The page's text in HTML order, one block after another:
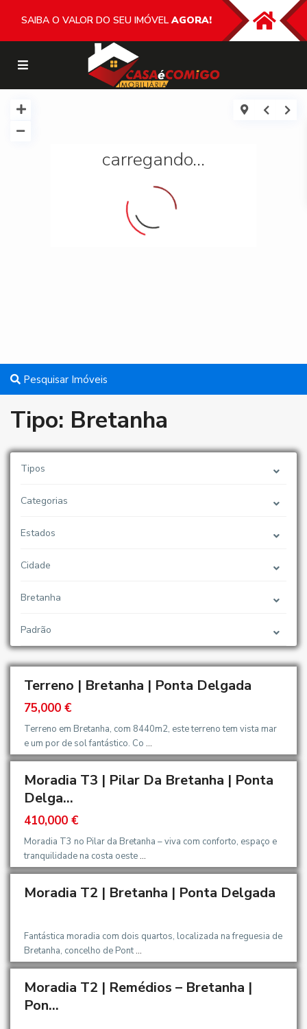
SAIBA O VALOR DO SEU IMÓVEL AGORA!
carregando...
Pesquisar Imóveis
Tipo: Bretanha
Tipos
Categorias
Estados
Cidade
Bretanha
Padrão
Terreno | Bretanha | Ponta Delgada
75,000 €
Terreno em Bretanha, com 8440m2, este terreno tem vista mar
e um por de sol fantástico. Co ...
Moradia T3 | Pilar Da Bretanha | Ponta
Delga...
410,000 €
Moradia T3 no Pilar da Bretanha – viva com conforto, espaço e
tranquilidade na costa oeste...
Moradia T2 | Bretanha | Ponta Delgada
Fantástica moradia com dois quartos, localizada na freguesia de
Bretanha, concelho de Pont...
Moradia T2 | Remédios – Bretanha |
Pon...